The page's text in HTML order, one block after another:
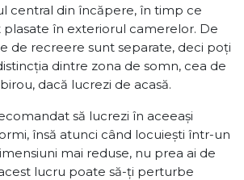
central din încăpere, în timp ce
plasate în exteriorul camerelor. De
de recreere sunt separate, deci poți
dintre zona de somn, cea de
dacă lucrezi de acasă.
să lucrezi în aceeași
însă atunci când locuiești într-un
mai reduse, nu prea ai de
lucru poate să-ți perturbe